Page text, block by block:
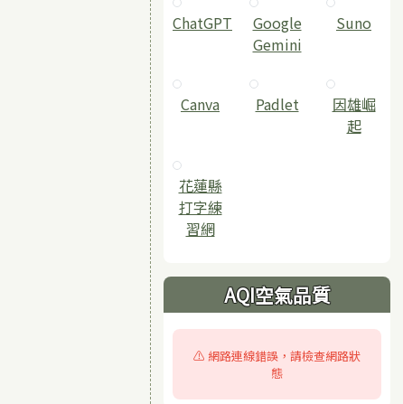
ChatGPT
‎Google
Gemini
Suno
Canva Padlet
因雄崛
起
花蓮縣
打字練
習網
AQI空氣品質
⚠️ 網路連線錯誤，請檢查網路狀
態